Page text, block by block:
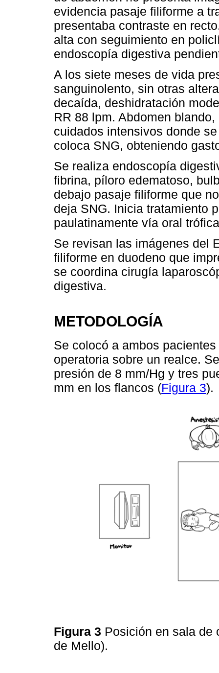
evidencia pasaje filiforme a
presentaba contraste en
alta con seguimiento en
endoscopía digestiva
A los siete meses de vida
sanguinolento, sin otras
decaída, deshidratación
RR 88 lpm. Abdomen
cuidados intensivos donde
coloca SNG, obteniendo
Se realiza endoscopía
fibrina, píloro edematoso,
debajo pasaje filiforme que
deja SNG. Inicia tratamiento
paulatinamente vía oral
Se revisan las imágenes del
filiforme en duodeno que
se coordina cirugía
digestiva.
METODOLOGÍA
Se colocó a ambos
operatoria sobre un realce.
presión de 8 mm/Hg y tres
mm en los flancos (Figura 3).
Figura 3 Posición en sala de
de Mello).